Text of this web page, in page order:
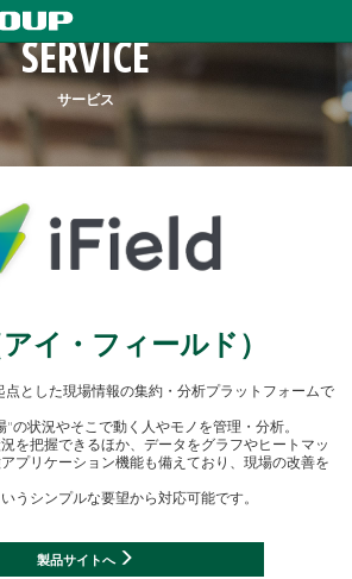
SERVICE
サービス
イ・フィールド）
点とした現場情報の集約・分析プラットフォームで
の状況やそこで動く人やモノを管理・分析。
を把握できるほか、データをグラフやヒートマッ
プリケーション機能も備えており、現場の改善を
うシンプルな要望から対応可能です。
製品サイトへ